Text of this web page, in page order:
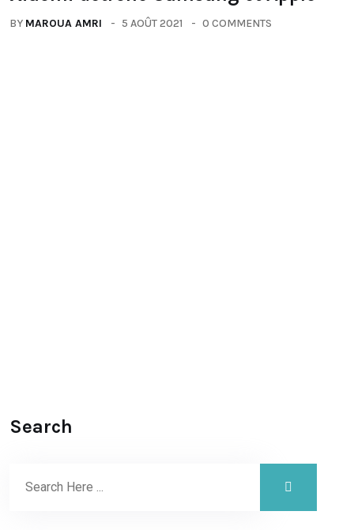
BY MAROUA AMRI 5 AOÛT 2021 0 COMMENTS
Search